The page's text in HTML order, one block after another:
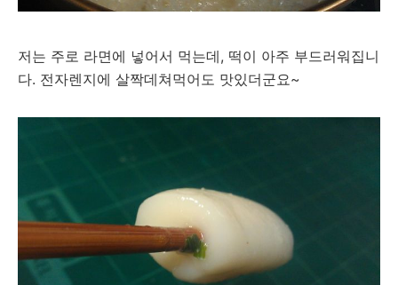
저는 주로 라면에 넣어서 먹는데, 떡이 아주 부드러워집니
다. 전자렌지에 살짝데쳐먹어도 맛있더군요~